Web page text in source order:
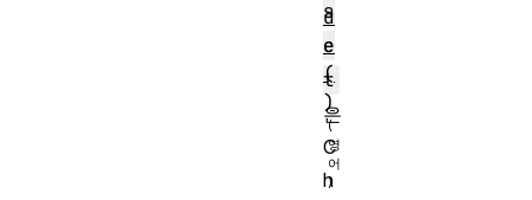
s
e
t
은
C
h
d
e
(
)